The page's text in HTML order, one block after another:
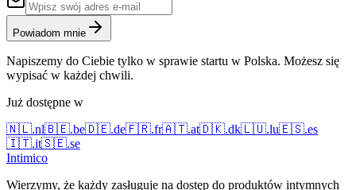
Powiadom mnie
Napiszemy do Ciebie tylko w sprawie startu w Polska. Możesz się
wypisać w każdej chwili.
Już dostępne w
🇳🇱.nl🇧🇪.be🇩🇪.de🇫🇷.fr🇦🇹.at🇩🇰.dk🇱🇺.lu🇪🇸.es
🇮🇹.it🇸🇪.se
Intimico
Wierzymy, że każdy zasługuje na dostęp do produktów intymnych